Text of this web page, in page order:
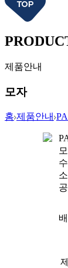
제품안내
모자
홈 제품안내
제